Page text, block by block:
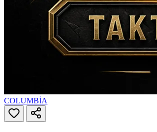
COLUMBİA